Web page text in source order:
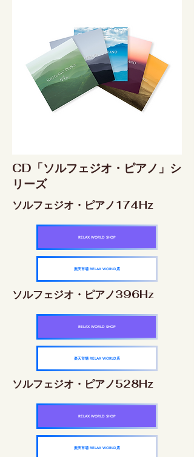
CD「ソルフェジオ・ピアノ」シ
リーズ
ソルフェジオ・ピアノ174Hz
RELAX WORLD SHOP
楽天市場 RELAX WORLD店
ソルフェジオ・ピアノ396Hz
RELAX WORLD SHOP
楽天市場 RELAX WORLD店
ソルフェジオ・ピアノ528Hz
RELAX WORLD SHOP
楽天市場 RELAX WORLD店